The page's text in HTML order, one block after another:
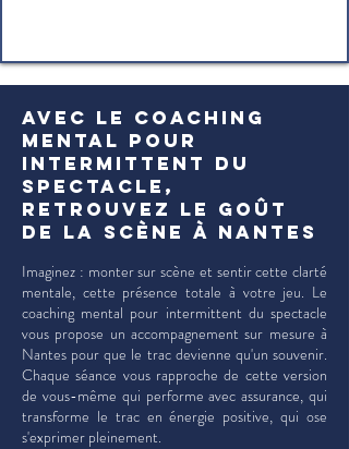
Avec le coaching
mental pour
intermittent du
spectacle,
retrouvez le goût
de la scène à Nantes
Imaginez : monter sur scène et sentir cette clarté
mentale, cette présence totale à votre jeu. Le
coaching mental pour intermittent du spectacle
vous propose un accompagnement sur mesure à
Nantes pour que le trac devienne qu'un souvenir.
Chaque séance vous rapproche de cette version
de vous-même qui performe avec assurance, qui
transforme le trac en énergie positive, qui ose
s'exprimer pleinement.